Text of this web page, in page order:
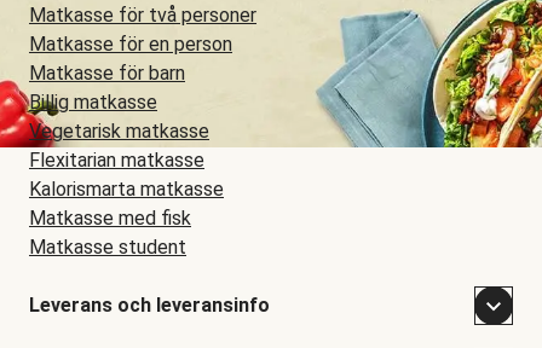
Matkasse för två personer
Matkasse för en person
Matkasse för barn
Billig matkasse
Vegetarisk matkasse
Flexitarian matkasse
Kalorismarta matkasse
Matkasse med fisk
Matkasse student
Leverans och leveransinfo